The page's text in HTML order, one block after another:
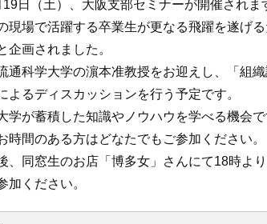
日（土）、大阪支部セミナーが開催されま
現場で活躍する卒業生が更なる飛躍を遂げ
企画されました。
通科学大学の濵本准教授をお迎えし、「組
よるディスカッションを行う予定です。
学が蓄積した知識やノウハウを学べる機会
時間のある方はどなたでもご参加ください。
、同窓生のお店「博多女」さんにて18時よ
加ください。